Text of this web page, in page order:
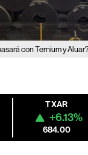
con Ternium y Aluar?
TXAR
+6.13%
684.00